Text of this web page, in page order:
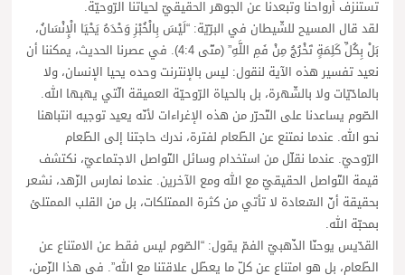
تستنزف أرواحنا وتبعدنا عن الجوهر الحقيقيّ لحياتنا الرّوحيّة.
لقد قال المسيح للشّيطان في البرّيّة: “لَيْسَ بِالْخُبْزِ وَحْدَهُ يَحْيَا الْإِنْسَانُ،
بَلْ بِكُلِّ كَلِمَةٍ تَخْرُجُ مِنْ فَمِ اللَّهِ” (متّى 4:4). في عصرنا الحديث، يمكننا أن
نعيد تفسير هذه الآية لنقول: ليس بالإنترنت وحده يحيا الإنسان، ولا
بالمادّيّات ولا بالشّهرة، بل بالحياة الرّوحيّة العميقة الّتي يهبها الله.
الصّوم يساعدنا على التّحرّر من هذه الإغراءات لأنّه يعيد توجيه انتباهنا
نحو الله. عندما نمتنع عن الطّعام لفترة، ندرك حاجتنا إلى الطّعام
الرّوحيّ. عندما نقلّل من استخدام وسائل التّواصل الاجتماعيّ، نكتشف
قيمة التّواصل الحقيقيّ مع الله ومع الآخرين. عندما نمارس الزّهد، نشعر
بحقيقة أنّ السّعادة لا تأتي من كثرة الممتلكات، بل من القلب الممتلئ
بمحبّة الله.
القدّيس يوحنّا الذّهبيّ الفمّ يقول: “الصّوم ليس فقط عن الامتناع عن
الطّعام، بل هو امتناع عن كلّ ما يعطّل علاقتنا مع الله”. في هذا الزّمن،